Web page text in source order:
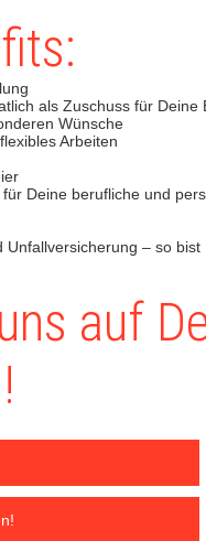
als Zuschuss für Deine
Wünsche
Arbeiten
Deine berufliche und
– so bist
auf